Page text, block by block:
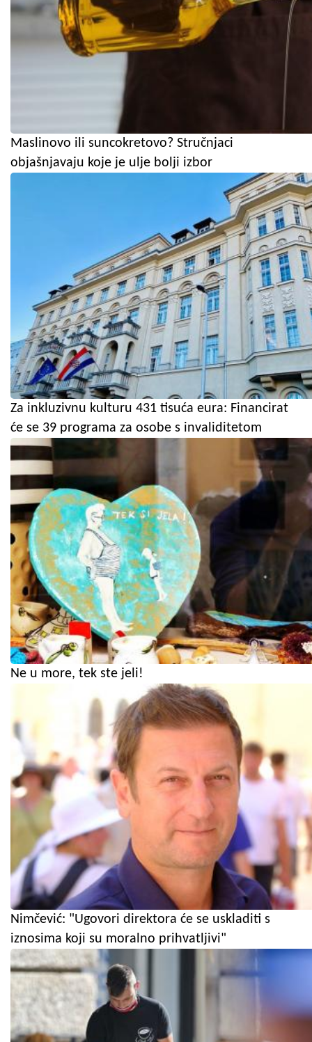
Maslinovo ili suncokretovo? Stručnjaci
objašnjavaju koje je ulje bolji izbor
Za inkluzivnu kulturu 431 tisuća eura: Financirat
će se 39 programa za osobe s invaliditetom
Ne u more, tek ste jeli!
Nimčević: "Ugovori direktora će se uskladiti s
iznosima koji su moralno prihvatljivi"